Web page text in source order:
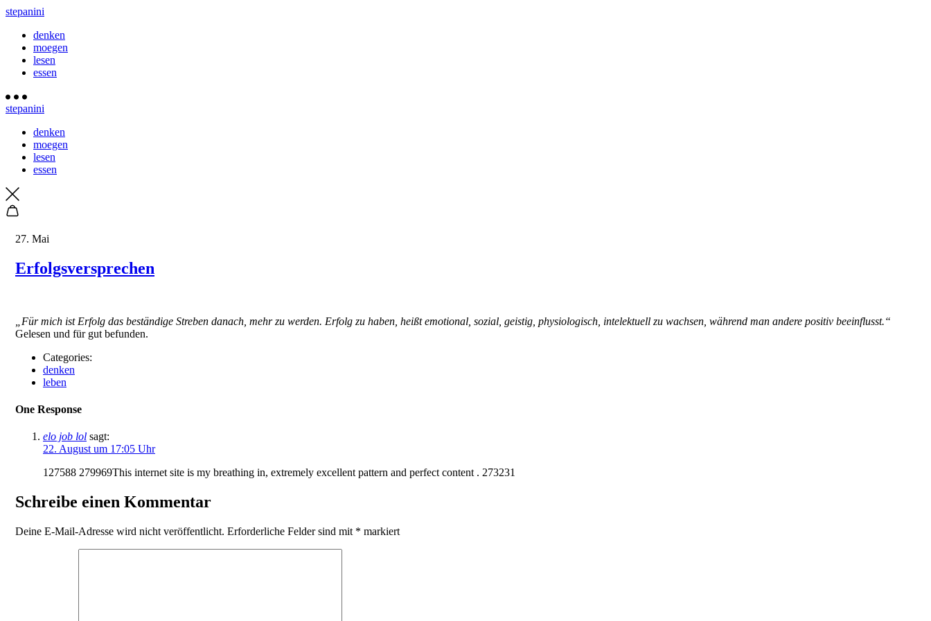
stepanini
denken
moegen
lesen
essen
stepanini
denken
moegen
lesen
essen
27. Mai
Erfolgsversprechen
„Für mich ist Erfolg das beständige Streben danach, mehr zu werden. Erfolg zu haben, heißt emotional, sozial, geistig, physiologisch, intelektuell zu wachsen, während man andere positiv beeinflusst.“
Gelesen und für gut befunden.
Categories:
denken
leben
One Response
elo job lol sagt:
22. August um 17:05 Uhr
127588 279969This internet site is my breathing in, extremely excellent pattern and perfect content . 273231
Schreibe einen Kommentar
Deine E-Mail-Adresse wird nicht veröffentlicht. Erforderliche Felder sind mit * markiert